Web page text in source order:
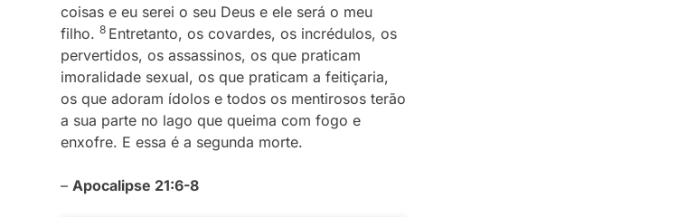
coisas e eu serei o seu Deus e ele será o meu
filho. 8 Entretanto, os covardes, os incrédulos, os
pervertidos, os assassinos, os que praticam
imoralidade sexual, os que praticam a feitiçaria,
os que adoram ídolos e todos os mentirosos terão
a sua parte no lago que queima com fogo e
enxofre. E essa é a segunda morte.
– Apocalipse 21:6-8